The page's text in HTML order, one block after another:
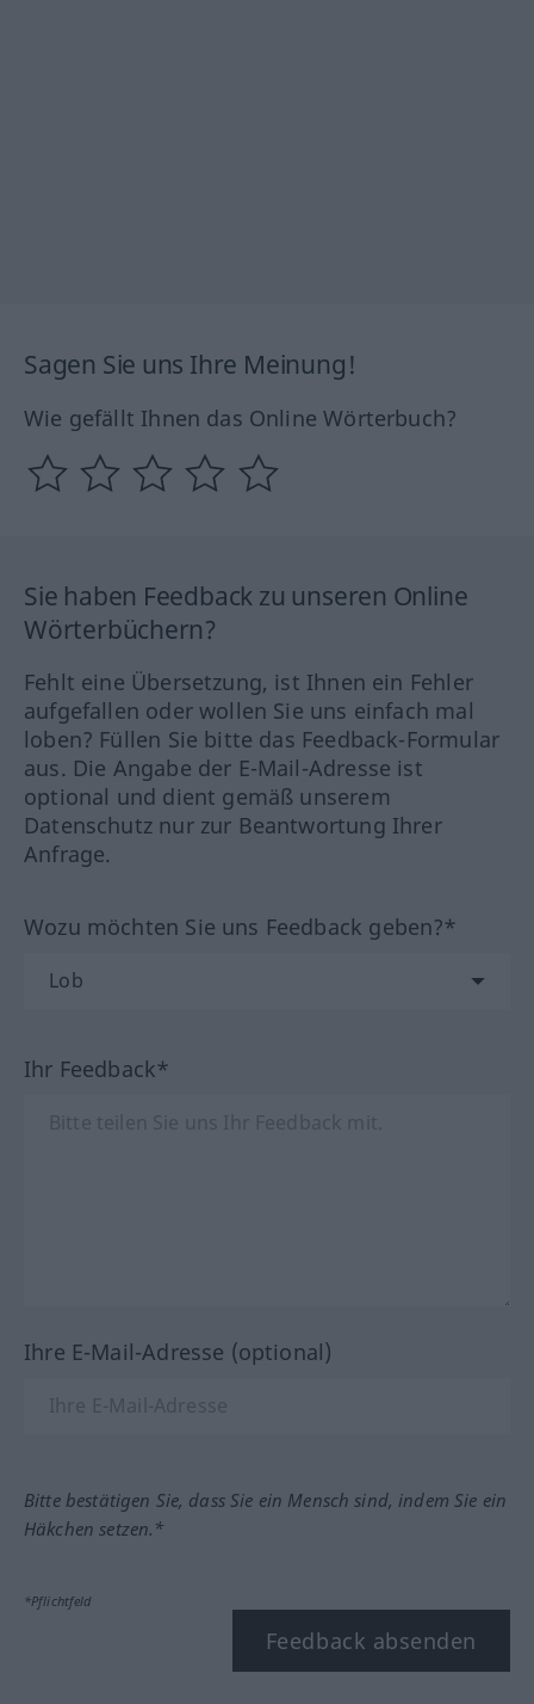
Sagen Sie uns Ihre Meinung!
Wie gefällt Ihnen das Online Wörterbuch?
Sie haben Feedback zu unseren Online
Wörterbüchern?
Fehlt eine Übersetzung, ist Ihnen ein Fehler
aufgefallen oder wollen Sie uns einfach mal
loben? Füllen Sie bitte das Feedback-Formular
aus. Die Angabe der E-Mail-Adresse ist
optional und dient gemäß unserem
Datenschutz nur zur Beantwortung Ihrer
Anfrage.
Wozu möchten Sie uns Feedback geben?*
Ihr Feedback*
Ihre E-Mail-Adresse (optional)
Bitte bestätigen Sie, dass Sie ein Mensch sind, indem Sie ein
Häkchen setzen.*
*Pflichtfeld
Feedback absenden